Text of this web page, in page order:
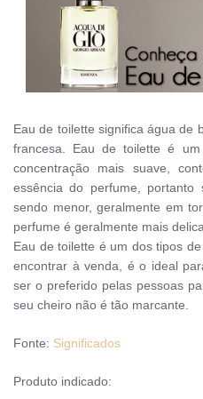
Eau de toilette significaágua de
francesa. Eau de toilette é
concentração mais suave,
essência do perfume,
sendo menor, geralmente em
perfume é geralmente mais
Eau de toilette é um dos tipos
encontrar à venda, é o ideal
ser o preferido pelas pessoas
seu cheiro não é tão marcante.
Fonte: Significados
Produto indicado: